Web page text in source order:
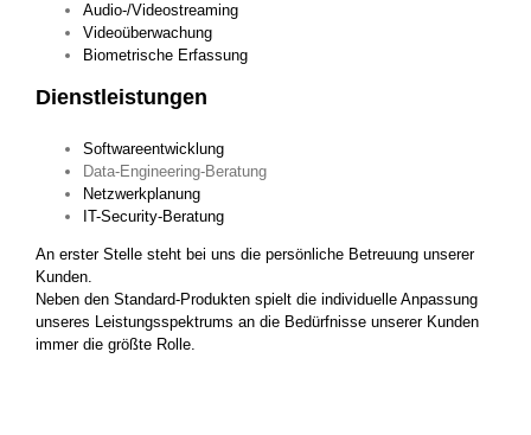
Audio-/Videostreaming
Videoüberwachung
Biometrische Erfassung
Dienstleistungen
Softwareentwicklung
Data-Engineering-Beratung
Netzwerkplanung
IT-Security-Beratung
An erster Stelle steht bei uns die persönliche Betreuung unserer
Kunden.
Neben den Standard-Produkten spielt die individuelle Anpassung
unseres Leistungsspektrums an die Bedürfnisse unserer Kunden
immer die größte Rolle.